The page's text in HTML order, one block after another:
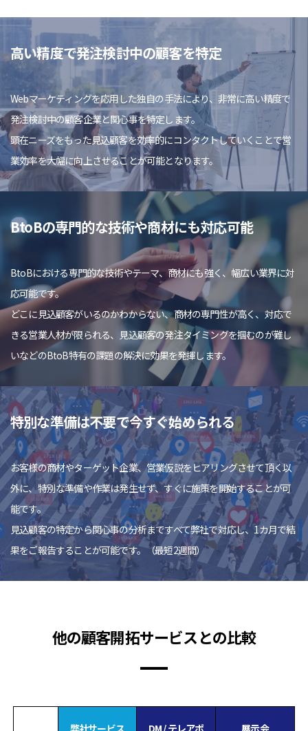
高い精度で発注検討中の顧客を特定
Webマーケティングを応用した独自の手法により、非常に高い精度で
発注検討中の顧客企業と関心事を特定します。
顕在ニーズをもった見込顧客を効率的にコンタクトしていくことで営
業効率を大幅に向上させることが可能となります。
BtoBの専門的な技術や商材にも対応可能
BtoBにおける専門的な技術やテーマ、商材にも強く、幅広い業界に対
応可能です。
どこに見込顧客がいるのかわからない、商材の専門性が高く、対応で
きる営業人材が限られる、見込顧客の発注タイミングを掴むのが難し
いなどのBtoB特有の課題の解決に効果を発揮します。
特別な準備は不要で今すぐ始められる
お客様の商材やターゲット企業、営業仮説をヒアリングさせて頂く以
外に、特別な準備や作業は発生せず、すぐに施策を開始することが可
能です。
見込顧客の特定から関心事の分析まですべて弊社で対応し、1カ月で結
果をご報告することが可能です。（最短2週間）
他の顧客開拓サービスとの比較
弊社サービス DM / テレアポ 展示会